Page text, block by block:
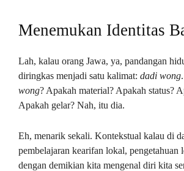
Menemukan Identitas
Lah, kalau orang Jawa, ya, pandangan
diringkas menjadi satu kalimat:dadi wong
wong? Apakah material? Apakah status?
Apakah gelar? Nah, itu dia.
Eh, menarik sekali. Kontekstual kalau di
pembelajaran kearifan lokal, pengetahuan
dengan demikian kita mengenal diri kita